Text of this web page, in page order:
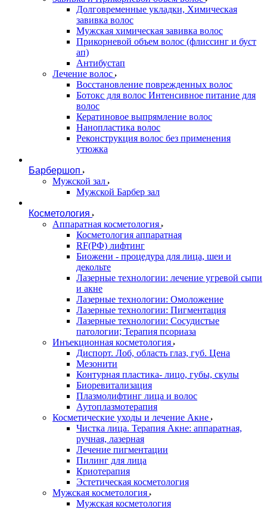
Долговременные укладки, Химическая
завивка волос
Мужская химическая завивка волос
Прикорневой объем волос (флиссинг и буст
ап)
Антибустап
Лечение волос
Восстановление поврежденных волос
Бoтокс для волос Интенсивное питание для
волос
Кератиновое выпрямление волос
Нанопластика волос
Реконструкция волос без применения
утюжка
Барбершоп
Мужской зал
Мужской Барбер зал
Косметология
Аппаратная косметология
Косметология аппаратная
RF(РФ) лифтинг
Биожени - процедура для лица, шеи и
декольте
Лазерные технологии: лечение угревой сыпи
и акне
Лазерные технологии: Омоложение
Лазерные технологии: Пигментация
Лазерные технологии: Сосудистые
патологии; Терапия псориаза
Инъекционная косметология
Диспорт. Лоб, область глаз, губ. Цена
Мезонити
Контурная пластика- лицо, губы, скулы
Биоревитализация
Плазмолифтинг лица и волос
Аутоплазмотерапия
Косметические уходы и лечение Акне
Чистка лица. Терапия Акне: аппаратная,
ручная, лазерная
Лечение пигментации
Пилинг для лица
Криотерапия
Эстетическая косметология
Мужская косметология
Мужская косметология